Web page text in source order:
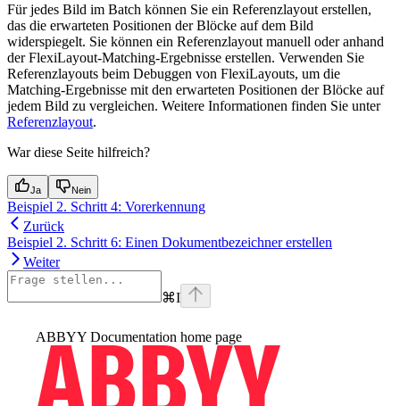
Für jedes Bild im Batch können Sie ein Referenzlayout erstellen,
das die erwarteten Positionen der Blöcke auf dem Bild
widerspiegelt. Sie können ein Referenzlayout manuell oder anhand
der FlexiLayout-Matching-Ergebnisse erstellen. Verwenden Sie
Referenzlayouts beim Debuggen von FlexiLayouts, um die
Matching-Ergebnisse mit den erwarteten Positionen der Blöcke auf
jedem Bild zu vergleichen. Weitere Informationen finden Sie unter
Referenzlayout.
War diese Seite hilfreich?
Ja Nein
Beispiel 2. Schritt 4: Vorerkennung
Zurück
Beispiel 2. Schritt 6: Einen Dokumentbezeichner erstellen
Weiter
⌘I
ABBYY Documentation home page